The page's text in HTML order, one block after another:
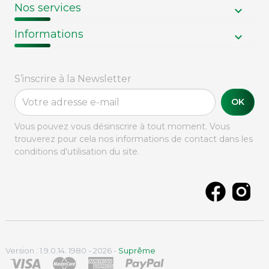
Nos services
Informations
S’inscrire à la Newsletter
OK
Vous pouvez vous désinscrire à tout moment. Vous
trouverez pour cela nos informations de contact dans les
conditions d'utilisation du site.
Version : 1.9.0.14. 1980 - 2026 - Suprême